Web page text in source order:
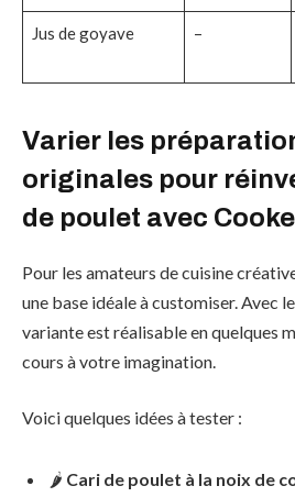
Jus de goyave –
Varier les
originales pour
de poulet avec
Pour les amateurs de cuisine
une base idéale à customiser. Avec
variante est réalisable en quelques
cours à votre imagination.
Voici quelques idées à tester :
🌶️ Cari de poulet à la noix de